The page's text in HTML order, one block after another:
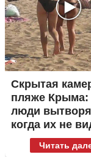
Скрытая
пляже Крыма:
люди
когда их не
Читать